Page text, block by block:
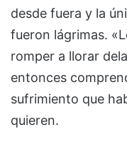
desde fuera y la
fueron lágrimas.
romper a llorar
entonces
sufrimiento que
quieren.